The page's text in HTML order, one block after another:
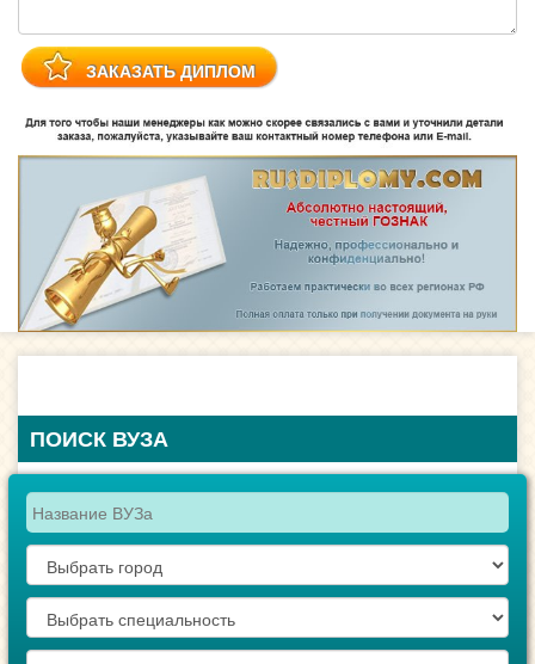
ПОИСК ВУЗА